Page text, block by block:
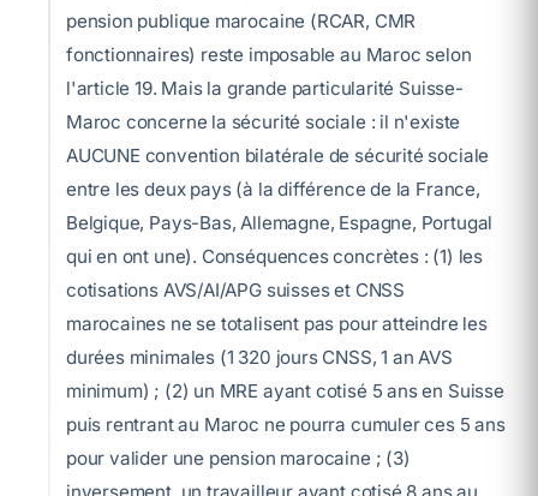
pension publique marocaine (RCAR, CMR
fonctionnaires) reste imposable au Maroc selon
l'article 19. Mais la grande particularité Suisse-
Maroc concerne la sécurité sociale : il n'existe
AUCUNE convention bilatérale de sécurité sociale
entre les deux pays (à la différence de la France,
Belgique, Pays-Bas, Allemagne, Espagne, Portugal
qui en ont une). Conséquences concrètes : (1) les
cotisations AVS/AI/APG suisses et CNSS
marocaines ne se totalisent pas pour atteindre les
durées minimales (1 320 jours CNSS, 1 an AVS
minimum) ; (2) un MRE ayant cotisé 5 ans en Suisse
puis rentrant au Maroc ne pourra cumuler ces 5 ans
pour valider une pension marocaine ; (3)